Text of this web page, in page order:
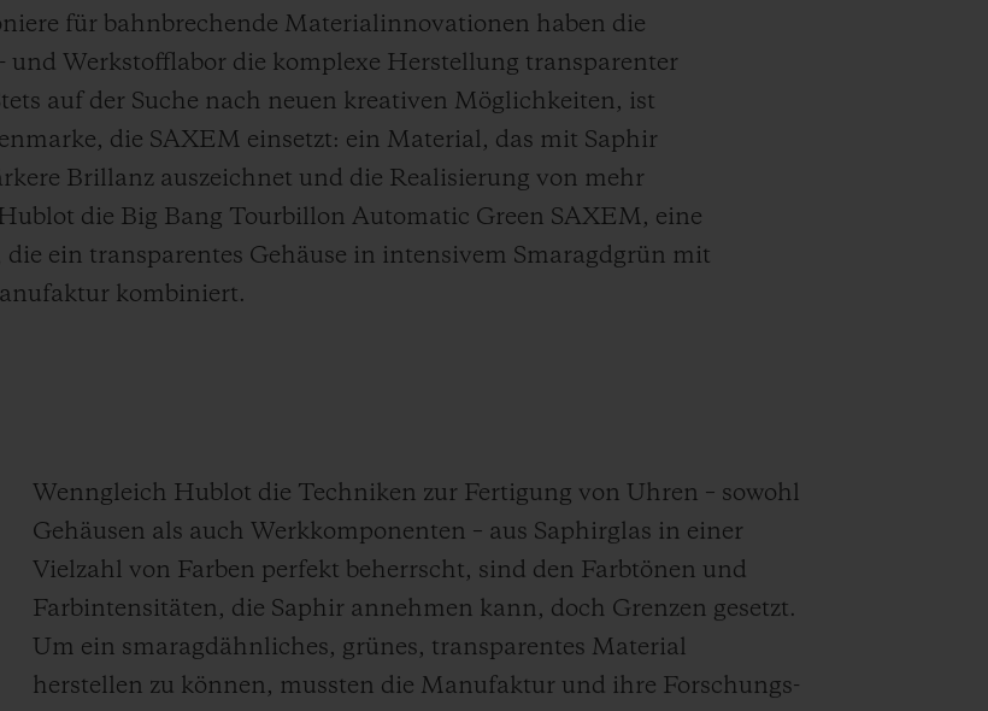
für bahnbrechende Materialinnovationen haben die
Werkstofflabor die komplexe Herstellung transparenter
auf der Suche nach neuen kreativen Möglichkeiten, ist
die SAXEM einsetzt: ein Material, das mit Saphir
Brillanz auszeichnet und die Realisierung von mehr
die Big Bang Tourbillon Automatic Green SAXEM, eine
ein transparentes Gehäuse in intensivem Smaragdgrün mit
kombiniert.
Wenngleich Hublot die Techniken zur Fertigung von Uhren – sowohl
Gehäusen als auch Werkkomponenten – aus Saphirglas in einer
Vielzahl von Farben perfekt beherrscht, sind den Farbtönen und
Farbintensitäten, die Saphir annehmen kann, doch Grenzen gesetzt.
Um ein smaragdähnliches, grünes, transparentes Material
herstellen zu können, mussten die Manufaktur und ihre Forschungs-